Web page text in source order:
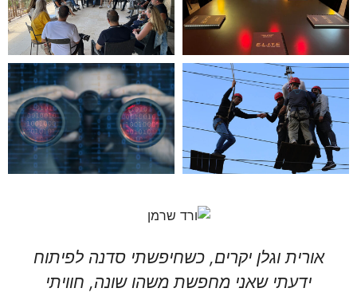
סדנה לפיתוח
שונה, חוויתי
אורית וגלן, צמד מופלא, חכם
עם לב ענק ורגישות